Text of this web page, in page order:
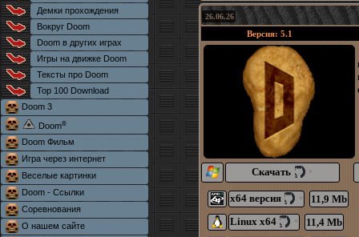
Демки прохождения
Вокруг Doom
Doom в других играх
Игры на движке Doom
Тексты про Doom
Top 100 Download
Doom 3
Doom®
Doom Фильм
Игра через интернет
Веселые картинки
Doom - Ссылки
Соревнования
О нашем сайте
26.06.26
Версия: 5.1
Скачать *
x64 версия *
11,9 Mb
Linux x64
*
11,4 Mb